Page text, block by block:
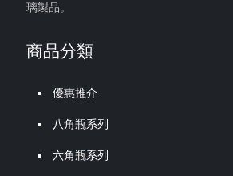
璃製品。
商品分類
優惠推介
八角瓶系列
六角瓶系列